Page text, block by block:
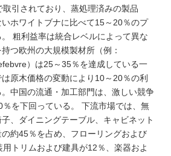
引されており、蒸処理済みの製品
ホワイトブナに比べて15～20％のプ
粗利益率は統合レベルによって異な
つ欧州の大規模製材所（例：
）は25～35％を達成している一
原木価格の変動により10～20％の利
中国の流通・加工部門は、激しい競争
を下回っている。 下流市場では、無
、ダイニングテーブル、キャビネット
約45％を占め、フローリングおよび
トリムおよび建具が12％、楽器およ